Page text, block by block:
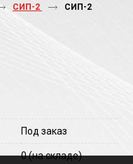
СИП-2
СИП-2
Под заказ
0(на складе)